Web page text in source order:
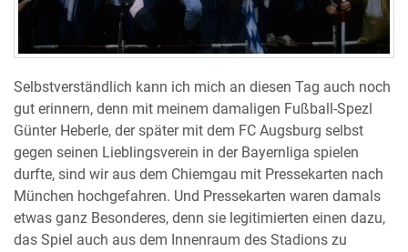
Selbstverständlich kann ich mich an diesen Tag auch noch
gut erinnern, denn mit meinem damaligen Fußball-Spezl
Günter Heberle, der später mit dem FC Augsburg selbst
gegen seinen Lieblingsverein in der Bayernliga spielen
durfte, sind wir aus dem Chiemgau mit Pressekarten nach
München hochgefahren. Und Pressekarten waren damals
etwas ganz Besonderes, denn sie legitimierten einen dazu,
das Spiel auch aus dem Innenraum des Stadions zu